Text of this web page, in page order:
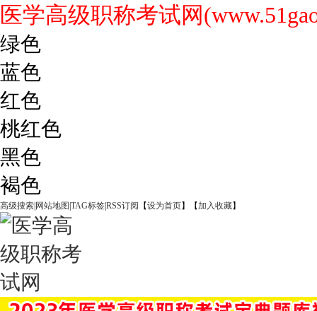
医学高级职称考试网
绿色
蓝色
红色
桃红色
黑色
褐色
高级搜索 网站地图 TAG标签RSS订阅 【设为首页】【加入收藏】